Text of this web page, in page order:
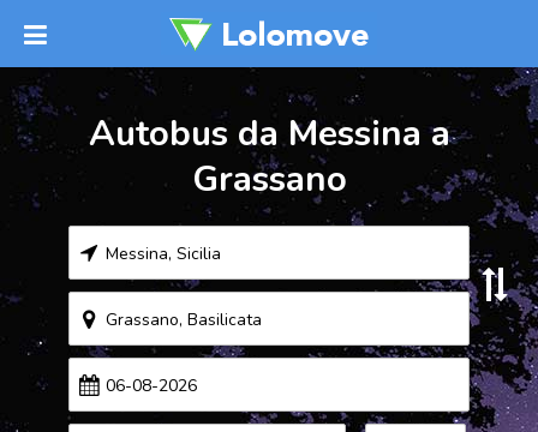
Autobus da Messina a
Grassano